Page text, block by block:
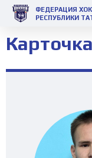
ФЕДЕРАЦИЯ
РЕСПУБЛИКИ